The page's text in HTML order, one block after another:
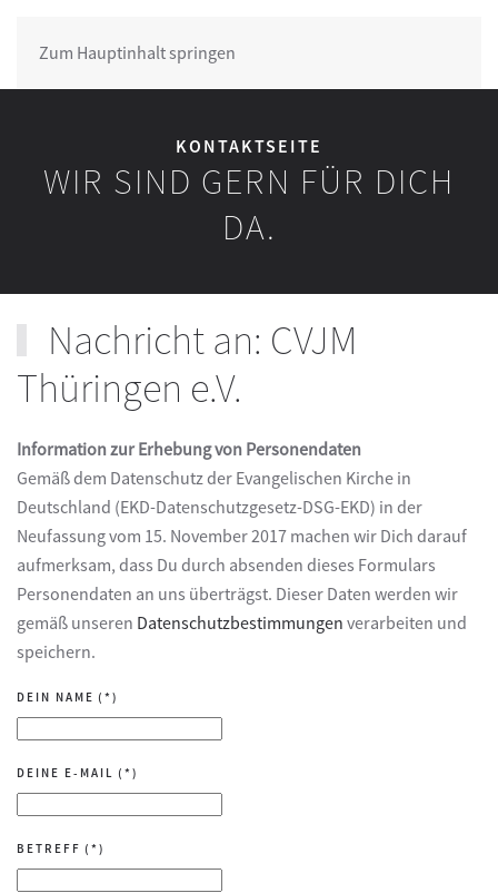
Zum Hauptinhalt springen
KONTAKTSEITE
WIR SIND GERN FÜR DICH
DA.
Nachricht an: CVJM
Thüringen e.V.
Information zur Erhebung von Personendaten
Gemäß dem Datenschutz der Evangelischen Kirche in
Deutschland (EKD-Datenschutzgesetz-DSG-EKD) in der
Neufassung vom 15. November 2017 machen wir Dich darauf
aufmerksam, dass Du durch absenden dieses Formulars
Personendaten an uns überträgst. Dieser Daten werden wir
gemäß unseren Datenschutzbestimmungen verarbeiten und
speichern.
DEIN NAME (*)
DEINE E-MAIL (*)
BETREFF (*)